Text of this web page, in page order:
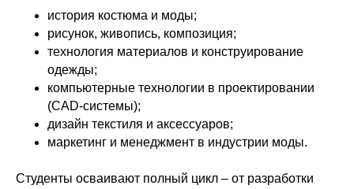
история костюма и моды;
рисунок, живопись, композиция;
технология материалов и конструирование
одежды;
компьютерные технологии в проектировании
(CAD-системы);
дизайн текстиля и аксессуаров;
маркетинг и менеджмент в индустрии моды.
Студенты осваивают полный цикл – от разработки